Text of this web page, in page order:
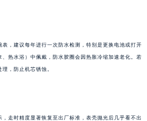
表，建议每年进行一次防水检测，特别是更换电池或打开
、热水浴）中佩戴，防水胶圈会因热胀冷缩加速老化。若
，防止机芯锈蚀。
走时精度显著恢复至出厂标准，表壳抛光后几乎看不出